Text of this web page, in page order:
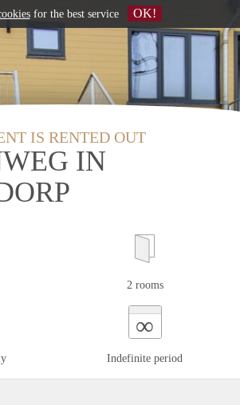
IS RENTED OUT
IN
2 rooms
∞
Indefinite period
for the best service OK!